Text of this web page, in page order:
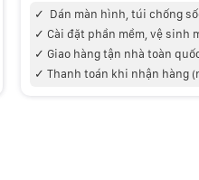
✓ Dán màn hình, túi chống
✓ Cài đặt phần mềm, vệ sinh
✓ Giao hàng tận nhà toàn
✓ Thanh toán khi nhận hàng